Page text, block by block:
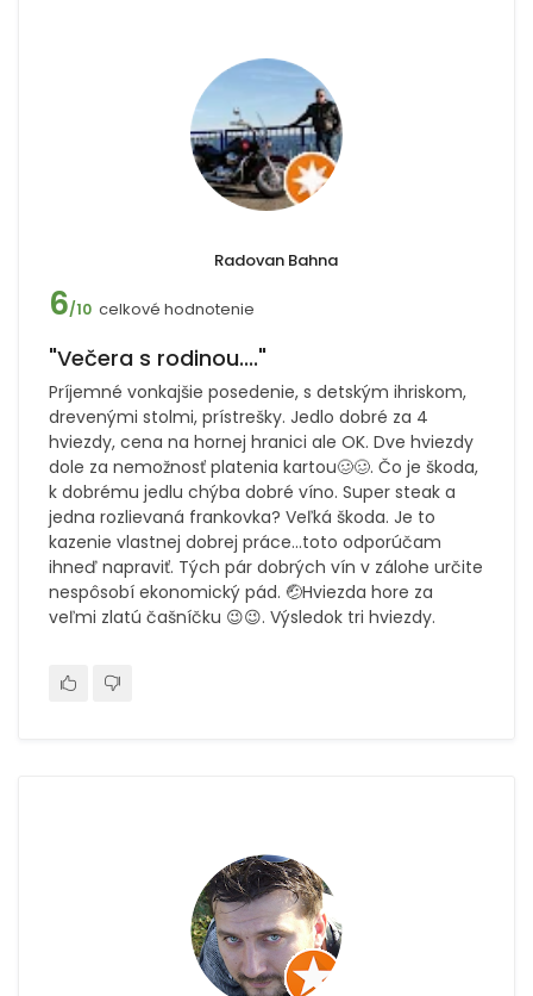
Radovan Bahna
6/10 celkové hodnotenie
"Večera s rodinou...."
Príjemné vonkajšie posedenie, s detským ihriskom,
drevenými stolmi, prístrešky. Jedlo dobré za 4
hviezdy, cena na hornej hranici ale OK. Dve hviezdy
dole za nemožnosť platenia kartou🥴🥴. Čo je škoda,
k dobrému jedlu chýba dobré víno. Super steak a
jedna rozlievaná frankovka? Veľká škoda. Je to
kazenie vlastnej dobrej práce...toto odporúčam
ihneď napraviť. Tých pár dobrých vín v zálohe určite
nespôsobí ekonomický pád. 🤕Hviezda hore za
veľmi zlatú čašníčku 😉😉. Výsledok tri hviezdy.